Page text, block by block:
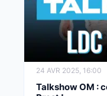
24 AVR 2025, 16:00
Talkshow OM :